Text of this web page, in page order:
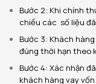
Bước 2: Khi chính
chiếu các số liệu
Bước 3: Khách
đúng thời hạn theo
Bước 4: Xác nhận
khách hàng vay